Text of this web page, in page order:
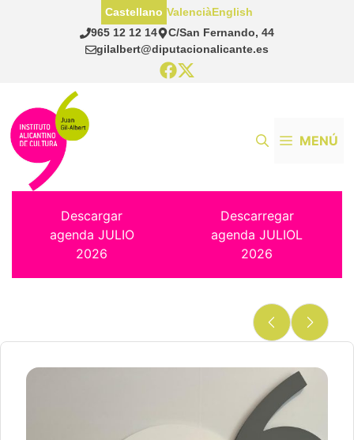
965 12 12 14
C/San Fernando, 44
gilalbert@diputacionalicante.es
Castellano ValenciàEnglish
MENÚ
Descargar
agenda JULIO
2026
Descarregar
agenda JULIOL
2026